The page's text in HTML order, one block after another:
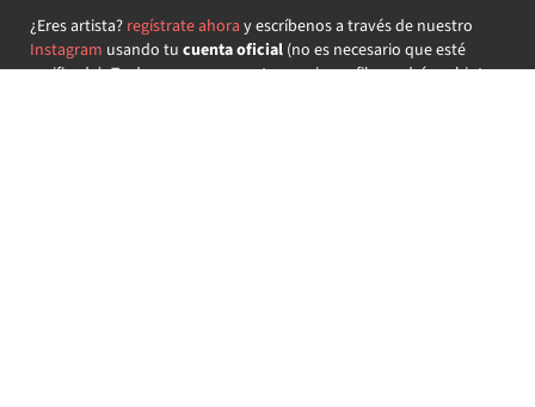
¿Eres artista? regístrate ahora y escríbenos a través de nuestro
Instagram usando tu cuenta oficial(no es necesario que esté
verificada) ¡Te daremos acceso a tu propio perfil y podrás subir tus